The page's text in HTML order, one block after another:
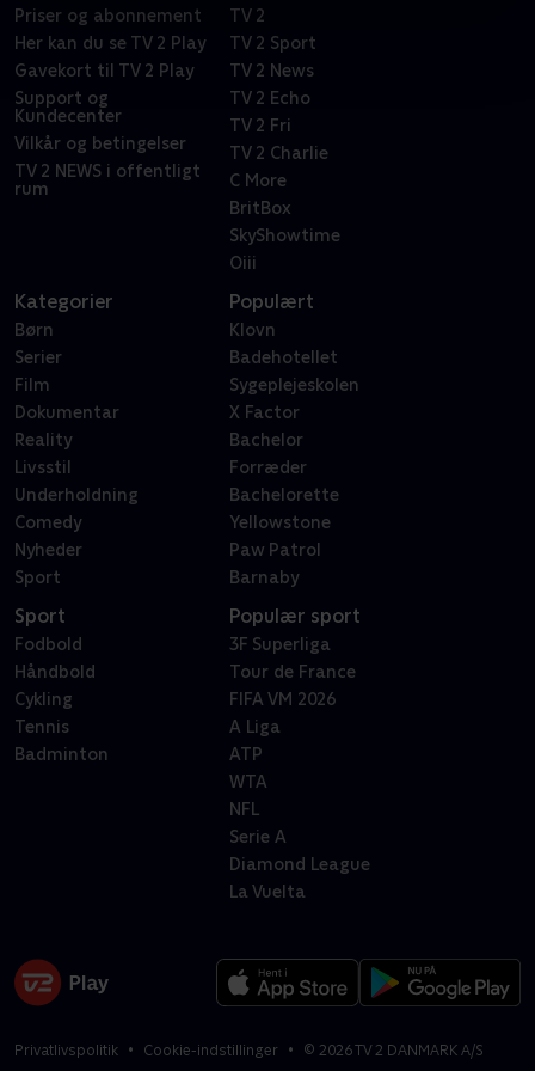
Priser og abonnement
Her kan du se TV 2 Play
Gavekort til TV 2 Play
Support og
Kundecenter
Vilkår og betingelser
TV 2 NEWS i offentligt
rum
TV 2
TV 2 Sport
TV 2 News
TV 2 Echo
TV 2 Fri
TV 2 Charlie
C More
BritBox
SkyShowtime
Oiii
Kategorier
Børn
Serier
Film
Dokumentar
Reality
Livsstil
Underholdning
Comedy
Nyheder
Sport
Populært
Klovn
Badehotellet
Sygeplejeskolen
X Factor
Bachelor
Forræder
Bachelorette
Yellowstone
Paw Patrol
Barnaby
Sport
Fodbold
Håndbold
Cykling
Tennis
Badminton
Populær sport
3F Superliga
Tour de France
FIFA VM 2026
A Liga
ATP
WTA
NFL
Serie A
Diamond League
La Vuelta
Privatlivspolitik Cookie-indstillinger © 2026TV 2 DANMARK A/S